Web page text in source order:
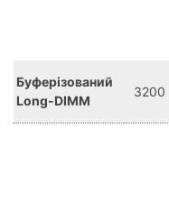
Буферізований
Long-DIMM
3200